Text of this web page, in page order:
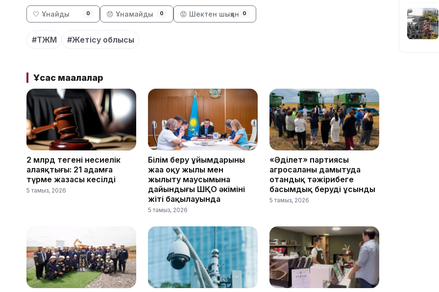
🤍 Ұнайды 0 😞 Ұнамайды 0 😡 Шектен шыққан 0
#ТЖМ #Жетісу облысы
Ұқсас мақалалар
2 млрд теңгенің несиелік
алаяқтығы: 21 адамға
түрме жазасы кесілді
5 тамыз, 2026
Білім беру ұйымдарының
жаңа оқу жылы мен
жылыту маусымына
дайындығы ШҚО әкімінің
жіті бақылауында
5 тамыз, 2026
«Әділет» партиясы
агросаланы дамытуда
отандық тәжірибеге
басымдық беруді ұсынды
5 тамыз, 2026